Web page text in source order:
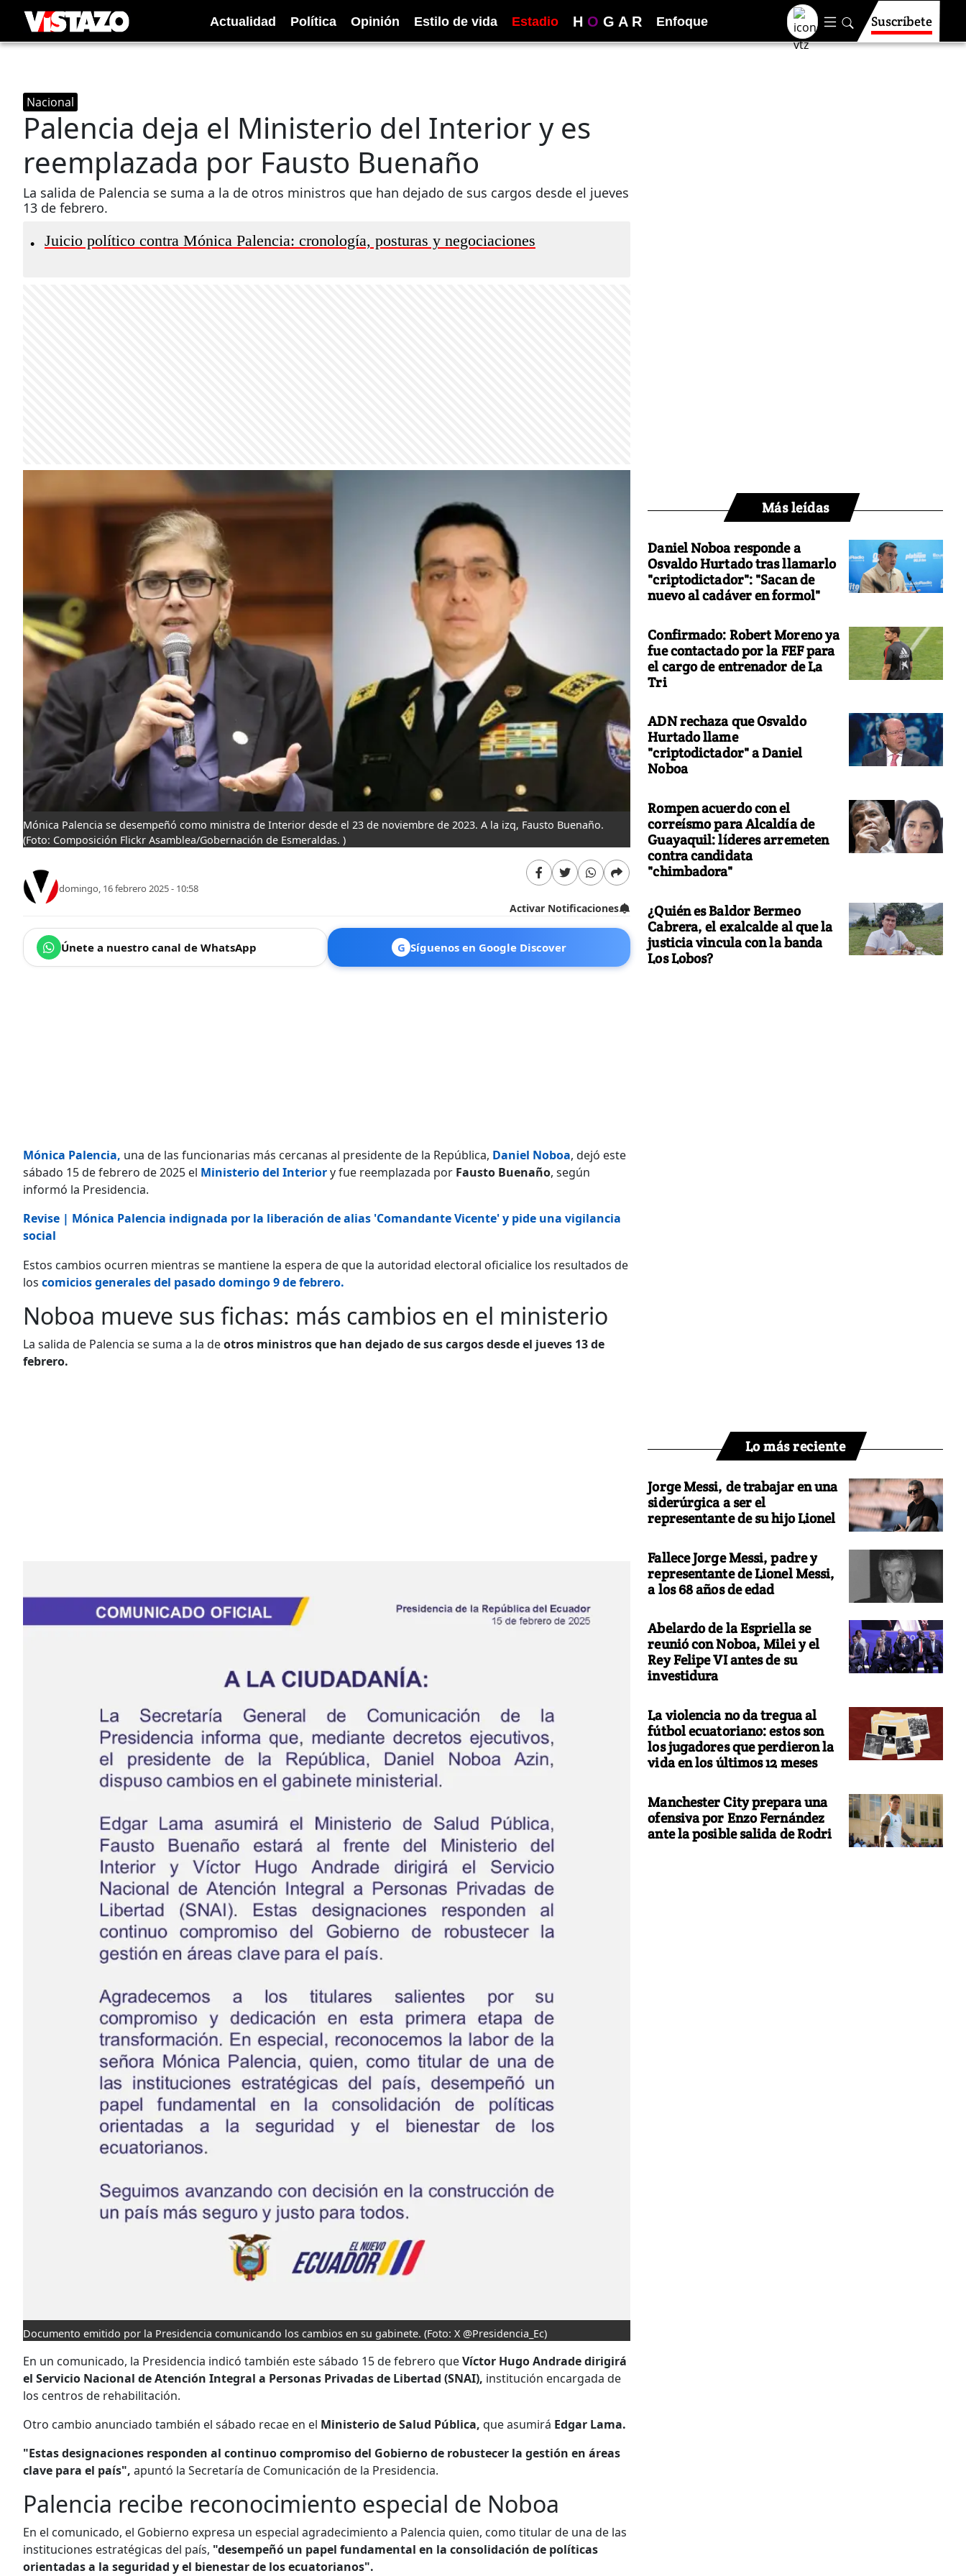
Actualidad Política Opinión Estilo de vida Estadio H O G A R Enfoque Suscríbete
Nacional
Palencia deja el Ministerio del Interior y es
reemplazada por Fausto Buenaño
La salida de Palencia se suma a la de otros ministros que han dejado de sus cargos desde el jueves
13 de febrero.
• Juicio político contra Mónica Palencia: cronología, posturas y negociaciones
Mónica Palencia se desempeñó como ministra de Interior desde el 23 de noviembre de 2023. A la izq, Fausto Buenaño.
(Foto: Composición Flickr Asamblea/Gobernación de Esmeraldas. )
domingo, 16 febrero 2025 - 10:58
Activar Notificaciones
Únete a nuestro canal de WhatsApp G Síguenos en Google Discover
Mónica Palencia, una de las funcionarias más cercanas al presidente de la República, Daniel Noboa, dejó este
sábado 15 de febrero de 2025 el Ministerio del Interiory fue reemplazada por Fausto Buenaño, según
informó la Presidencia.
Revise | Mónica Palencia indignada por la liberación de alias 'Comandante Vicente' y pide una vigilancia
social
Estos cambios ocurren mientras se mantiene la espera de que la autoridad electoral oficialice los resultados de
los comicios generales del pasado domingo 9 de febrero.
Noboa mueve sus fichas: más cambios en el ministerio
La salida de Palencia se suma a la deotros ministros que han dejado de sus cargos desde el jueves 13 de
febrero.
Documento emitido por la Presidencia comunicando los cambios en su gabinete. (Foto: X @Presidencia_Ec)
En un comunicado, la Presidencia indicó también este sábado 15 de febrero queVíctor Hugo Andrade dirigirá
el Servicio Nacional de Atención Integral a Personas Privadas de Libertad (SNAI), institución encargada de
los centros de rehabilitación.
Otro cambio anunciado también el sábado recae en el Ministerio de Salud Pública, que asumirá Edgar Lama.
"Estas designaciones responden al continuo compromiso del Gobierno de robustecer la gestión en áreas
clave para el país", apuntó la Secretaría de Comunicación de la Presidencia.
Palencia recibe reconocimiento especial de Noboa
En el comunicado, el Gobierno expresa un especial agradecimiento a Palencia quien, como titular de una de las
instituciones estratégicas del país, "desempeñó un papel fundamental en la consolidación de políticas
orientadas a la seguridad y el bienestar de los ecuatorianos".
Más leídas
Daniel Noboa responde a
Osvaldo Hurtado tras llamarlo
"criptodictador": "Sacan de
nuevo al cadáver en formol"
Confirmado: Robert Moreno ya
fue contactado por la FEF para
el cargo de entrenador de La
Tri
ADN rechaza que Osvaldo
Hurtado llame
"criptodictador" a Daniel
Noboa
Rompen acuerdo con el
correísmo para Alcaldía de
Guayaquil: líderes arremeten
contra candidata
"chimbadora"
¿Quién es Baldor Bermeo
Cabrera, el exalcalde al que la
justicia vincula con la banda
Los Lobos?
Lo más reciente
Jorge Messi, de trabajar en una
siderúrgica a ser el
representante de su hijo Lionel
Fallece Jorge Messi, padre y
representante de Lionel Messi,
a los 68 años de edad
Abelardo de la Espriella se
reunió con Noboa, Milei y el
Rey Felipe VI antes de su
investidura
La violencia no da tregua al
fútbol ecuatoriano: estos son
los jugadores que perdieron la
vida en los últimos 12 meses
Manchester City prepara una
ofensiva por Enzo Fernández
ante la posible salida de Rodri